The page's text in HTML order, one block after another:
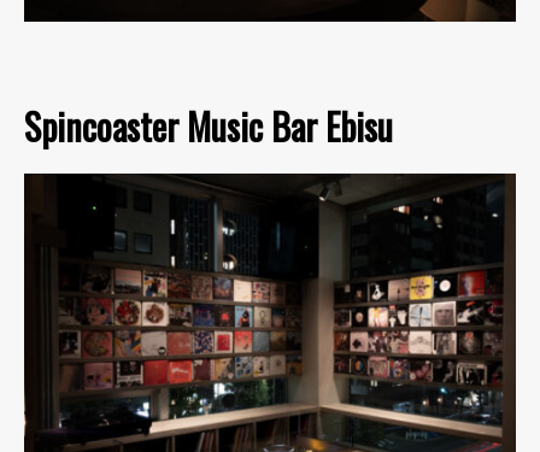
Spincoaster Music Bar Ebisu